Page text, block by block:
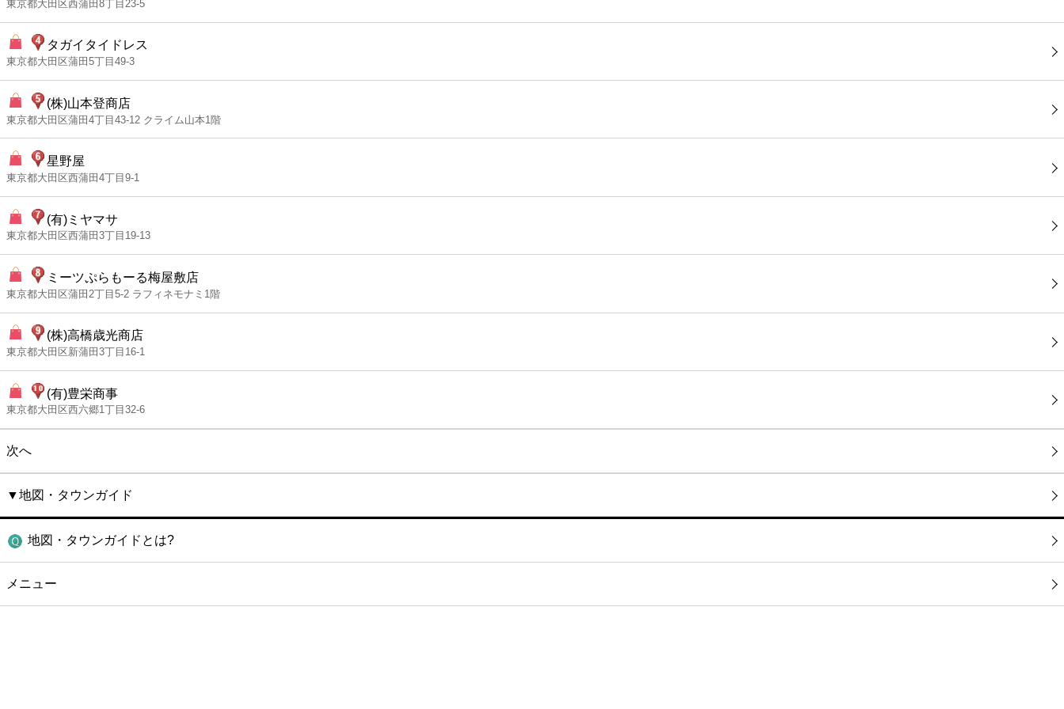
東京都大田区西蒲田8丁目23-5
タガイタイドレス
東京都大田区蒲田5丁目49-3
(株)山本登商店
東京都大田区蒲田4丁目43-12 クライム山本1階
星野屋
東京都大田区西蒲田4丁目9-1
(有)ミヤマサ
東京都大田区西蒲田3丁目19-13
ミーツぷらもーる梅屋敷店
東京都大田区蒲田2丁目5-2 ラフィネモナミ1階
(株)高橋歳光商店
東京都大田区新蒲田3丁目16-1
(有)豊栄商事
東京都大田区西六郷1丁目32-6
次へ
▼地図・タウンガイド
地図・タウンガイドとは?
メニュー